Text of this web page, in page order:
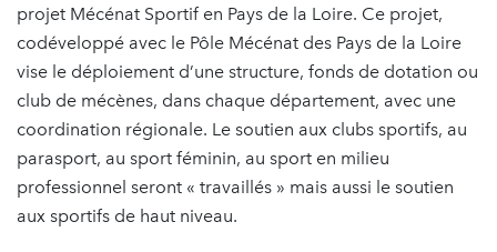
projet Mécénat Sportif en Pays de la Loire. Ce projet,
codéveloppé avec le Pôle Mécénat des Pays de la Loire
vise le déploiement d’une structure, fonds de dotation ou
club de mécènes, dans chaque département, avec une
coordination régionale. Le soutien aux clubs sportifs, au
parasport, au sport féminin, au sport en milieu
professionnel seront « travaillés » mais aussi le soutien
aux sportifs de haut niveau.